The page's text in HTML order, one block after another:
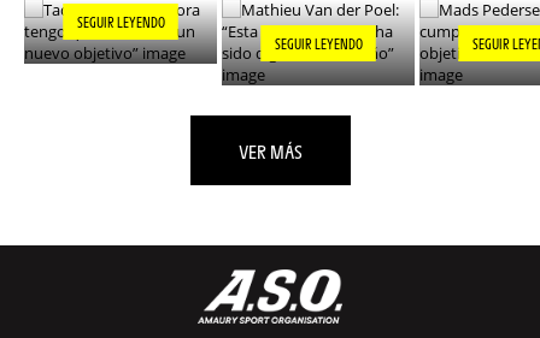
SEGUIR LEYENDO
SEGUIR LEYENDO SEGUIR
VER MÁS